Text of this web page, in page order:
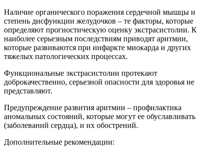
Наличие органического поражения сердечной мышцы и
степень дисфункции желудочков – те факторы, которые
определяют прогностическую оценку экстрасистолии. К
наиболее серьезным последствиям приводят аритмии,
которые развиваются при инфаркте миокарда и других
тяжелых патологических процессах.
Функциональные экстрасистолии протекают
доброкачественно, серьезной опасности для здоровья не
представляют.
Предупреждение развития аритмии – профилактика
аномальных состояний, которые могут ее обуславливать
(заболеваний сердца), и их обострений.
Дополнительные рекомендации: